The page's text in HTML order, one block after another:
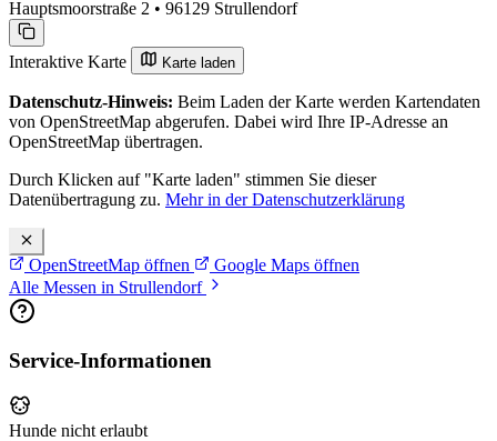
Hauptsmoorstraße 2 • 96129 Strullendorf
Interaktive Karte Karte laden
Datenschutz-Hinweis: Beim Laden der Karte werden Kartendaten
von OpenStreetMap abgerufen. Dabei wird Ihre IP-Adresse an
OpenStreetMap übertragen.
Durch Klicken auf "Karte laden" stimmen Sie dieser
Datenübertragung zu. Mehr in der Datenschutzerklärung
OpenStreetMap öffnen
Google Maps öffnen
Alle Messen in Strullendorf
Service-Informationen
Hunde nicht erlaubt